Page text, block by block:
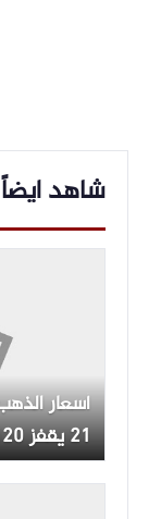
شاهد ايضاً
21 يقفز 120 جنيهًا